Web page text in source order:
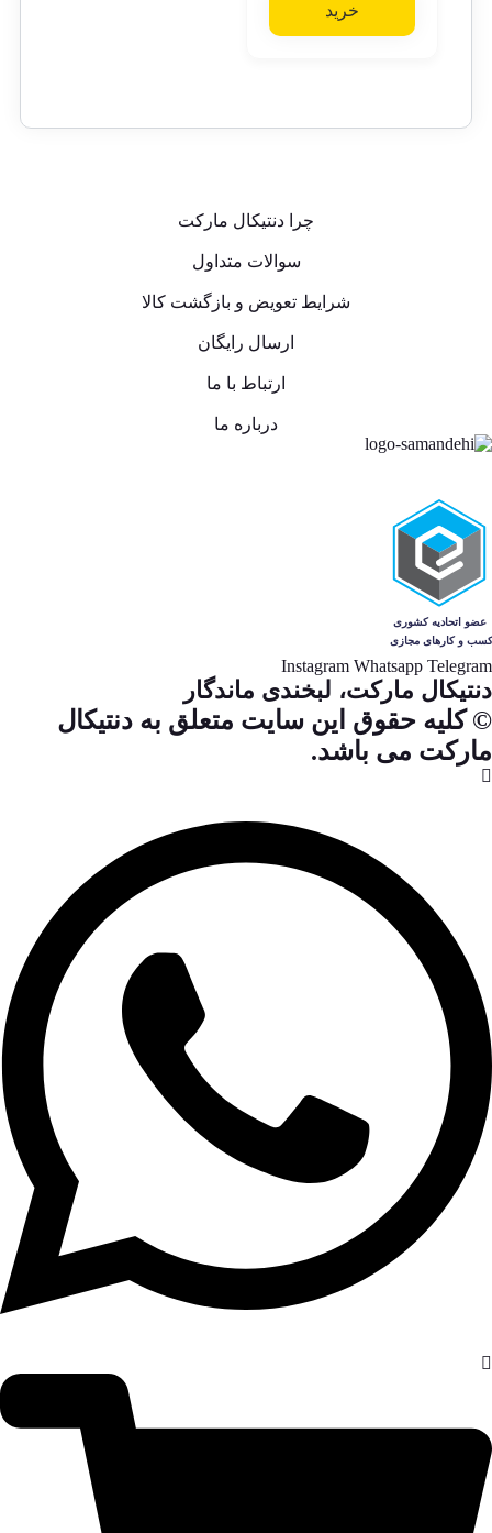
خرید
چرا دنتیکال مارکت
سوالات متداول
شرایط تعویض و بازگشت کالا
ارسال رایگان
ارتباط با ما
درباره ما
Telegram
Whatsapp
Instagram
دنتیکال مارکت، لبخندی ماندگار
© کلیه حقوق این سایت متعلق به دنتیکال
مارکت می باشد.